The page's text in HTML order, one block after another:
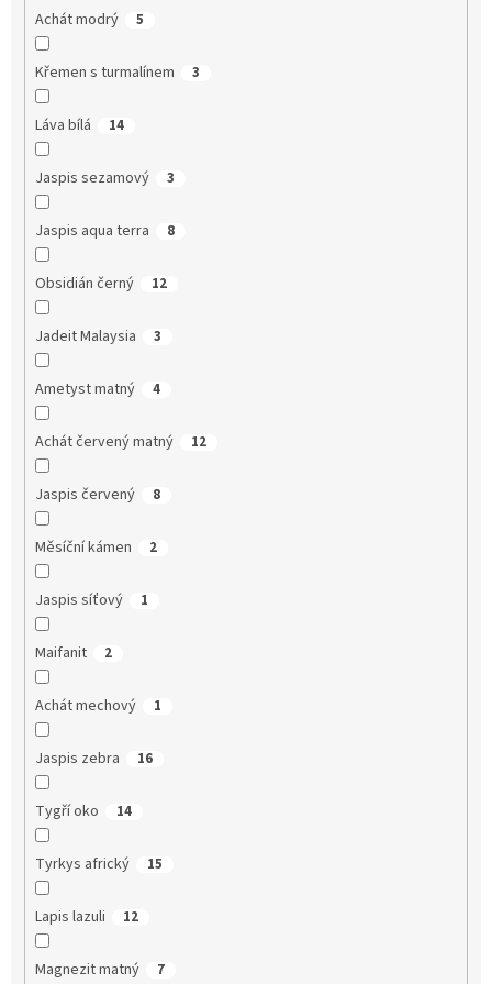
Achát modrý 5
Křemen s turmalínem 3
Láva bílá 14
Jaspis sezamový 3
Jaspis aqua terra 8
Obsidián černý 12
Jadeit Malaysia 3
Ametyst matný 4
Achát červený matný 12
Jaspis červený 8
Měsíční kámen 2
Jaspis síťový 1
Maifanit 2
Achát mechový 1
Jaspis zebra 16
Tygří oko 14
Tyrkys africký 15
Lapis lazuli 12
Magnezit matný 7